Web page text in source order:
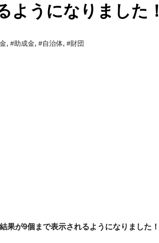
ようになりました！
, #助成金, #自治体, #財団
果が9個まで表示されるようになりました！